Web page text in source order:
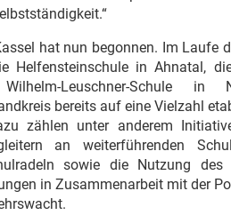
hat nun begonnen. Im Laufe
Helfensteinschule in Ahnatal,
Leuschner-Schule
bereits auf eine Vielzahl
zählen unter anderem
an weiterführenden
sowie die Nutzung des
in Zusammenarbeit mit der